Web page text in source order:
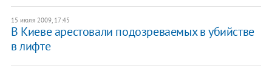
15 июля 2009, 17:45
В Киеве арестовали подозреваемых в убийстве
в лифте